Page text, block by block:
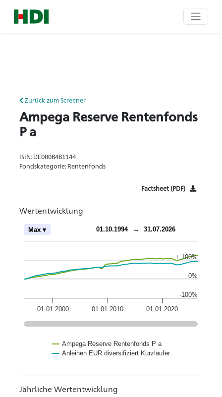
Zurück zum Screener
Ampega Reserve Rentenfonds
P a
ISIN: DE0008481144
Fondskategorie: Rentenfonds
Factsheet (PDF)
Wertentwicklung
01.10.1994 → 31.07.2026
Max ▾
Ampega Reserve Rentenfonds P a
Anleihen EUR diversifiziert Kurzläufer
01.01.2000 01.01.2010 01.01.2020
0%
+ 100%
-100%
Jährliche Wertentwicklung